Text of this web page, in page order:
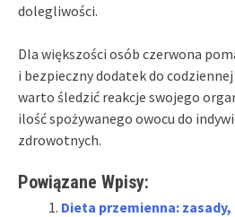
dolegliwości.
Dla większości osób czerwona
i bezpieczny dodatek do
warto śledzić reakcje swojego
ilość spożywanego owocu do
zdrowotnych.
Powiązane Wpisy:
Dieta przemienna: